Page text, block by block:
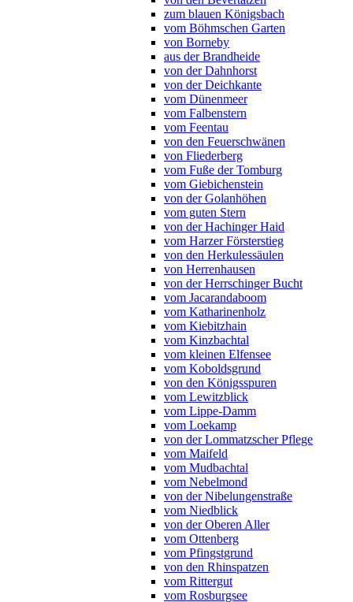
zum blauen Königsbach
vom Böhmschen Garten
von Borneby
aus der Brandheide
von der Dahnhorst
von der Deichkante
vom Dünenmeer
vom Falbenstern
vom Feentau
von den Feuerschwänen
von Fliederberg
vom Fuße der Tomburg
vom Giebichenstein
von der Golanhöhen
vom guten Stern
von der Hachinger Haid
vom Harzer Försterstieg
von den Herkulessäulen
von Herrenhausen
von der Herrschinger Bucht
vom Jacarandaboom
vom Katharinenholz
vom Kiebitzhain
vom Kinzbachtal
vom kleinen Elfensee
vom Koboldsgrund
von den Königsspuren
vom Lewitzblick
vom Lippe-Damm
vom Loekamp
von der Lommatzscher Pflege
vom Maifeld
vom Mudbachtal
vom Nebelmond
von der Nibelungenstraße
vom Niedblick
von der Oberen Aller
vom Ottenberg
vom Pfingstgrund
von den Rhinspatzen
vom Rittergut
vom Rosburgsee